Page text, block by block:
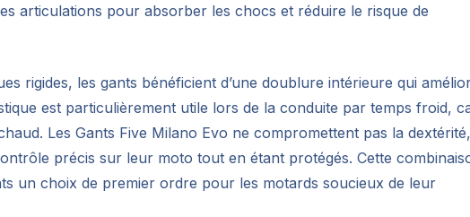
articulations pour absorber les chocs et réduire le risque de
rigides, les gants bénéficient d’une doublure intérieure qui
est particulièrement utile lors de la conduite par temps froid,
Les Gants Five Milano Evo ne compromettent pas la dextérité,
précis sur leur moto tout en étant protégés. Cette
un choix de premier ordre pour les motards soucieux de leur